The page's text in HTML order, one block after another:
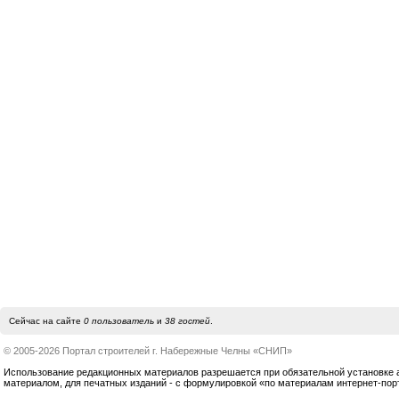
Сейчас на сайте 0 пользовательи 38 гостей.
© 2005-2026 Портал строителей г. Набережные Челны «СНИП»
Использование редакционных материалов разрешается при обязательной установке
материалом, для печатных изданий - с формулировкой «по материалам интернет-